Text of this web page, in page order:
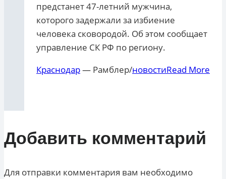
предстанет 47-летний мужчина,
которого задержали за избиение
человека сковородой. Об этом сообщает
управление СК РФ по региону.
Краснодар— Рамблер/новостиRead More
Добавить комментарий
Для отправки комментария вам необходимо